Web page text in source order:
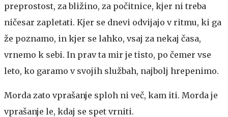
preprostost, za bližino, za počitnice, kjer ni treba
ničesar zapletati. Kjer se dnevi odvijajo v ritmu, ki ga
že poznamo, in kjer se lahko, vsaj za nekaj časa,
vrnemo k sebi. In prav ta mir je tisto, po čemer vse
leto, ko garamo v svojih službah, najbolj hrepenimo.
Morda zato vprašanje sploh ni več, kam iti. Morda je
vprašanje le, kdaj se spet vrniti.